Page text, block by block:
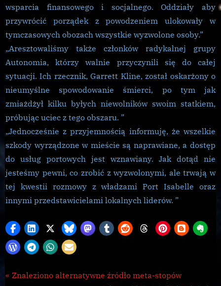
wsparcia finansowego i socjalnego. Oddziały aby
przywrócić porządek z powodzeniem ulokowały w
tymczasowych obozach wszystkie wyzwolone osoby.”
„Aresztowaliśmy także członków radykalnej grupy
Autonomia, którzy walnie przyczynili się do całej
sytuacji. Ich rzecznik, Garrett Kline, został oskarżony o
nieumyślne spowodowanie śmierci, po tym jak
zmiażdżył kilku byłych niewolników swoim statkiem,
próbując uciec z tego obszaru. ”
„Jednocześnie z przyjemnością informuję, że wszelkie
szkody wyrządzone w mieście są naprawiane, a dostęp
do usług portowych jest wznawiany. Jak dotąd nie
jesteśmy pewni, co zrobić z wyzwolonymi, ale trwają w
tej kwestii rozmowy z władzami Port Isabelle oraz
innymi przedstawicielami lokalnych liderów. ”
Galnet
Nawigacja
P
Znaleziono alternatywne źródło meta-stopów